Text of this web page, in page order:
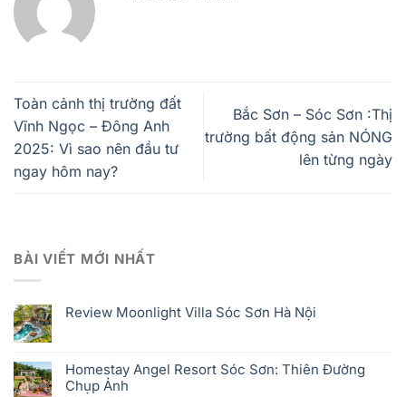
Toàn cảnh thị trường đất
Vĩnh Ngọc – Đông Anh
2025: Vì sao nên đầu tư
ngay hôm nay?
Bắc Sơn – Sóc Sơn :Thị
trường bất động sản NÓNG
lên từng ngày
BÀI VIẾT MỚI NHẤT
Review Moonlight Villa Sóc Sơn Hà Nội
Homestay Angel Resort Sóc Sơn: Thiên Đường
Chụp Ảnh